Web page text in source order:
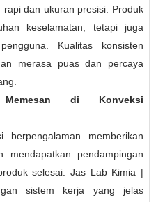
dan ukuran presisi. Produk
keselamatan, tetapi juga
Kualitas konsisten
merasa puas dan percaya
Memesan di Konveksi
memberikan
mendapatkan pendampingan
selesai. Jas Lab Kimia |
sistem kerja yang jelas